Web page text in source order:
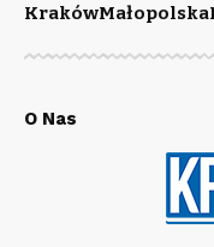
KrakówMałopolska
O Nas